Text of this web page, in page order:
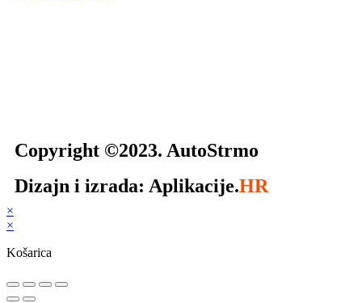
Copyright ©2023. AutoStrmo
Dizajn i izrada: Aplikacije.HR
×
×
Košarica